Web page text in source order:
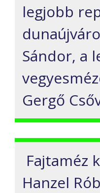
legjobb
Sándor, a
Gergő
Fajtaméz
Hanzel